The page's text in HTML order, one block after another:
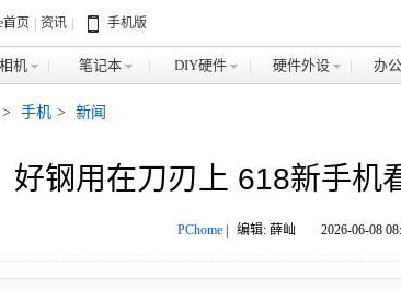
首页 资讯 手机版
机 笔记本 DIY硬件 硬件外设 办
> 手机 > 新闻
好钢用在刀刃上 618新手机
PChome| 编辑: 薛屾 2026-06-08